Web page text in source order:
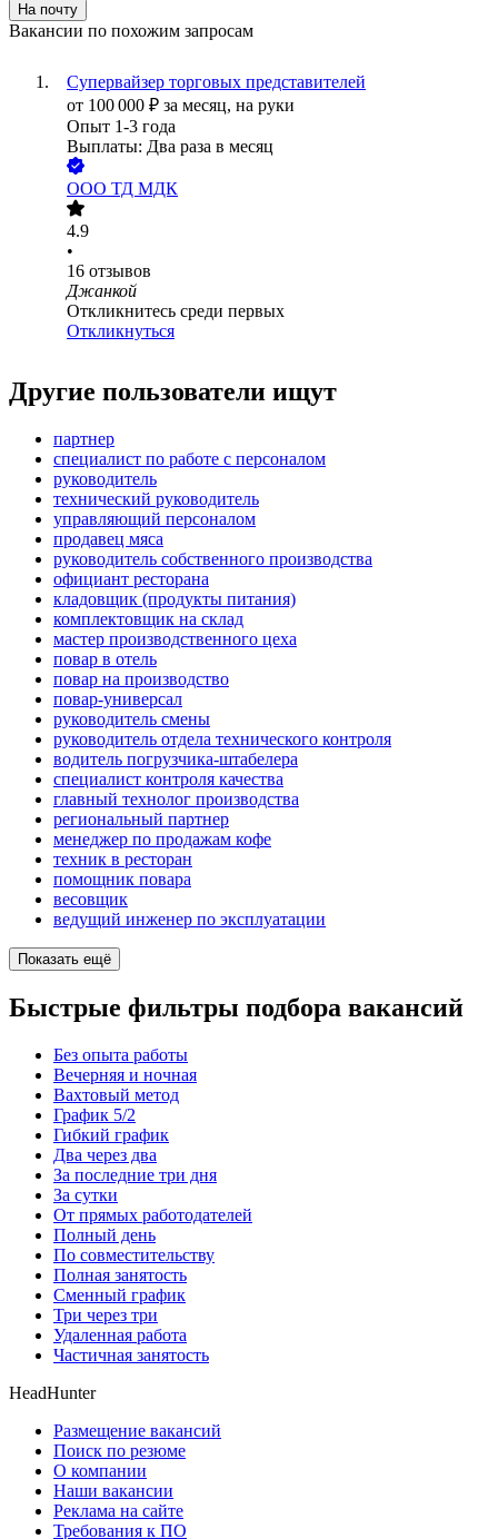
На почту
Вакансии по похожим запросам
Супервайзер торговых представителей
от 100 000 ₽ за месяц, на руки
Опыт 1-3 года
Выплаты: Два раза в месяц
ООО ТД МДК
4.9
•
16 отзывов
Джанкой
Откликнитесь среди первых
Откликнуться
Другие пользователи ищут
партнер
специалист по работе с персоналом
руководитель
технический руководитель
управляющий персоналом
продавец мяса
руководитель собственного производства
официант ресторана
кладовщик (продукты питания)
комплектовщик на склад
мастер производственного цеха
повар в отель
повар на производство
повар-универсал
руководитель смены
руководитель отдела технического контроля
водитель погрузчика-штабелера
специалист контроля качества
главный технолог производства
региональный партнер
менеджер по продажам кофе
техник в ресторан
помощник повара
весовщик
ведущий инженер по эксплуатации
Показать ещё
Быстрые фильтры подбора вакансий
Без опыта работы
Вечерняя и ночная
Вахтовый метод
График 5/2
Гибкий график
Два через два
За последние три дня
За сутки
От прямых работодателей
Полный день
По совместительству
Полная занятость
Сменный график
Три через три
Удаленная работа
Частичная занятость
HeadHunter
Размещение вакансий
Поиск по резюме
О компании
Наши вакансии
Реклама на сайте
Требования к ПО